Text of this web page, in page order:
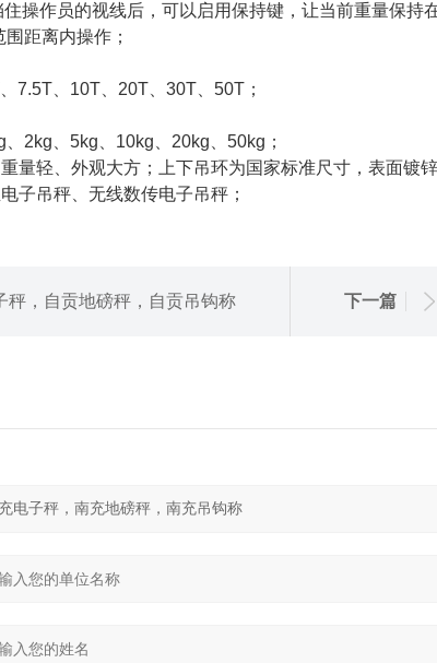
操作员的视线后，可以启用保持键，让当前重量保持
距离内操作；
7.5T、10T、20T、30T、50T；
2kg、5kg、10kg、20kg、50kg；
量轻、外观大方；上下吊环为国家标准尺寸，表面镀锌
子吊秤、无线数传电子吊秤；
秤，自贡地磅秤，自贡吊钩称 下一篇